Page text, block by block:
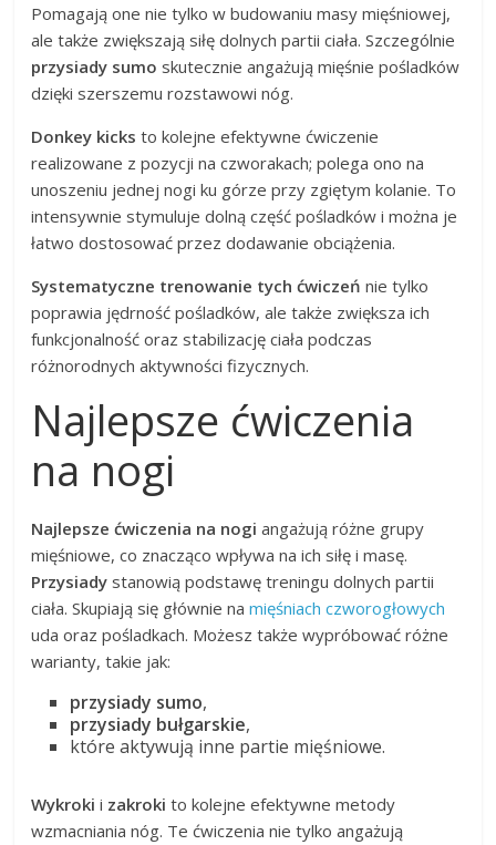
Pomagają one nie tylko w budowaniu masy mięśniowej,
ale także zwiększają siłę dolnych partii ciała. Szczególnie
przysiady sumo skutecznie angażują mięśnie pośladków
dzięki szerszemu rozstawowi nóg.
Donkey kicks to kolejne efektywne ćwiczenie
realizowane z pozycji na czworakach; polega ono na
unoszeniu jednej nogi ku górze przy zgiętym kolanie. To
intensywnie stymuluje dolną część pośladków i można je
łatwo dostosować przez dodawanie obciążenia.
Systematyczne trenowanie tych ćwiczeń nie tylko
poprawia jędrność pośladków, ale także zwiększa ich
funkcjonalność oraz stabilizację ciała podczas
różnorodnych aktywności fizycznych.
Najlepsze ćwiczenia
na nogi
Najlepsze ćwiczenia na nogi angażują różne grupy
mięśniowe, co znacząco wpływa na ich siłę i masę.
Przysiady stanowią podstawę treningu dolnych partii
ciała. Skupiają się głównie namięśniach czworogłowych
uda oraz pośladkach. Możesz także wypróbować różne
warianty, takie jak:
przysiady sumo,
przysiady bułgarskie,
które aktywują inne partie mięśniowe.
Wykroki i zakroki to kolejne efektywne metody
wzmacniania nóg. Te ćwiczenia nie tylko angażują